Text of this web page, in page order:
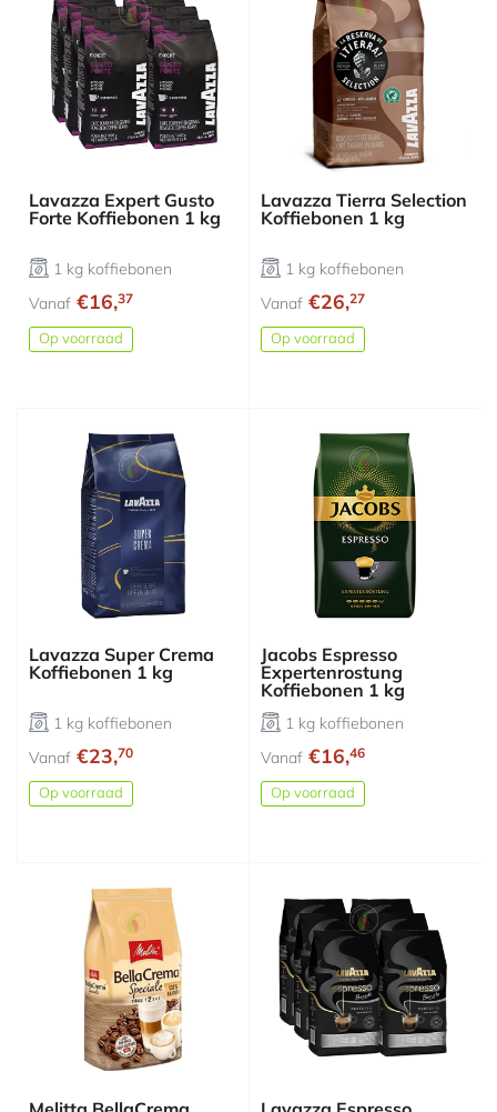
Lavazza Expert Gusto
Forte Koffiebonen 1 kg
1 kg koffiebonen
Vanaf €16,37
Op voorraad
Lavazza Tierra Selection
Koffiebonen 1 kg
1 kg koffiebonen
Vanaf €26,27
Op voorraad
Lavazza Super Crema
Koffiebonen 1 kg
1 kg koffiebonen
Vanaf €23,70
Op voorraad
Jacobs Espresso
Expertenrostung
Koffiebonen 1 kg
1 kg koffiebonen
Vanaf €16,46
Op voorraad